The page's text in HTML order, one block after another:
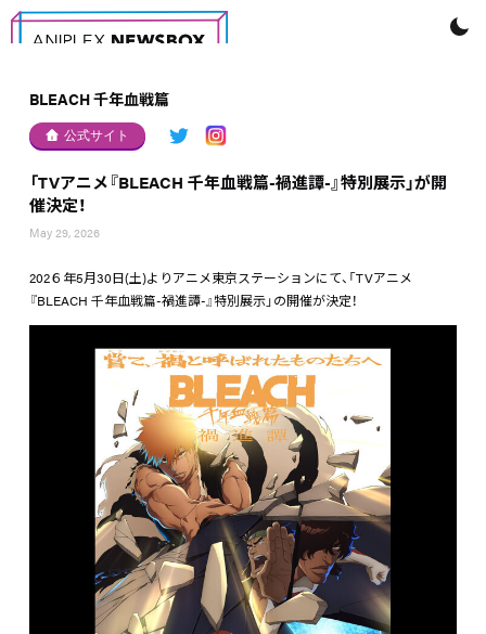
BLEACH 千年血戦篇
公式サイト
「TVアニメ『BLEACH 千年血戦篇-禍進譚-』特別展示」が開
催決定！
May 29, 2026
202６年5月30日(土)よりアニメ東京ステーションにて、「TVアニメ
『BLEACH 千年血戦篇-禍進譚-』特別展示」の開催が決定！